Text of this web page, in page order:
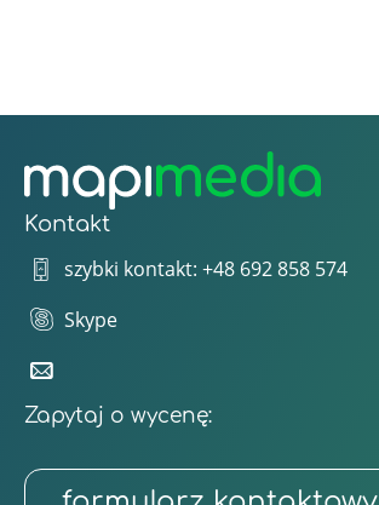
Kontakt
szybki kontakt: +48 692 858 574
Skype
Zapytaj o wycenę: